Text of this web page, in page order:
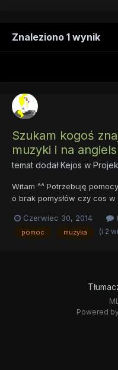
Znaleziono 1 wynik
Szukam kogoś
muzyki i na
temat dodałKejos w
Witam ^^ Potrzebuję
o brak pomysłów czy cos
znała się na muzyce i
Błagam pomóżcie :I Z góry
Czerwiec 30, 2014
pomoc muzyka (i 2
Powered